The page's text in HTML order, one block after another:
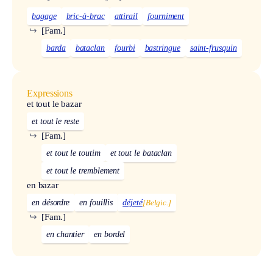
bagage bric-à-brac attirail fourniment
[Fam.]
↪
barda bataclan fourbi bastringue saint-frusquin
Expressions
et tout le bazar
et tout le reste
[Fam.]
↪
et tout le toutim
et tout le bataclan
et tout le tremblement
en bazar
en désordre en fouillis déjeté[Belgic.]
[Fam.]
↪
en chantier en bordel